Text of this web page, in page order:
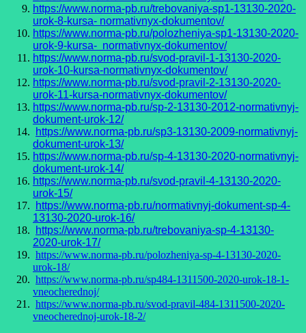
https://www.norma-pb.ru/trebovaniya-sp1-13130-2020-
urok-8-kursa- normativnyx-dokumentov/
https://www.norma-pb.ru/polozheniya-sp1-13130-2020-
urok-9-kursa- normativnyx-dokumentov/
https://www.norma-pb.ru/svod-pravil-1-13130-2020-
urok-10-kursa-normativnyx-dokumentov/
https://www.norma-pb.ru/svod-pravil-2-13130-2020-
urok-11-kursa-normativnyx-dokumentov/
https://www.norma-pb.ru/sp-2-13130-2012-normativnyj-
dokument-urok-12/
https://www.norma-pb.ru/sp3-13130-2009-normativnyj-
dokument-urok-13/
https://www.norma-pb.ru/sp-4-13130-2020-normativnyj-
dokument-urok-14/
https://www.norma-pb.ru/svod-pravil-4-13130-2020-
urok-15/
https://www.norma-pb.ru/normativnyj-dokument-sp-4-
13130-2020-urok-16/
https://www.norma-pb.ru/trebovaniya-sp-4-13130-
2020-urok-17/
https://www.norma-pb.ru/polozheniya-sp-4-13130-2020-
urok-18/
https://www.norma-pb.ru/sp484-1311500-2020-urok-18-1-
vneocherednoj/
https://www.norma-pb.ru/svod-pravil-484-1311500-2020-
vneocherednoj-urok-18-2/